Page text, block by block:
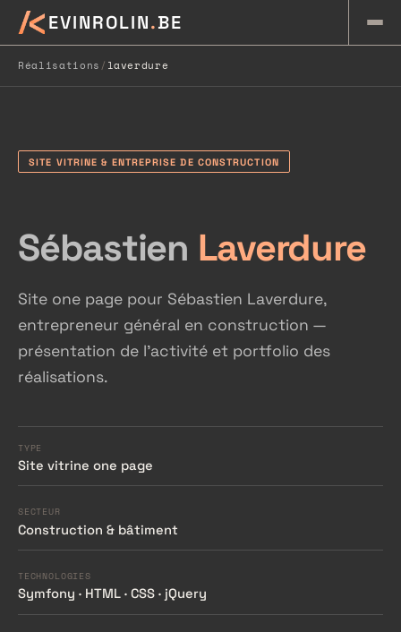
KEVINROLIN.BE
Réalisations/ laverdure
SITE VITRINE & ENTREPRISE DE CONSTRUCTION
Sébastien Laverdure
Site one page pour Sébastien Laverdure,
entrepreneur général en construction —
présentation de l'activité et portfolio des
réalisations.
TYPE
Site vitrine one page
SECTEUR
Construction & bâtiment
TECHNOLOGIES
Symfony · HTML · CSS · jQuery